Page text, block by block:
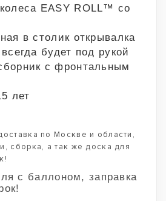
EASY ROLL™ со
в столик открывалка
будет под рукой
с фронтальным
лет
по Москве и области,
сборка, а так же доска для
с баллоном, заправка